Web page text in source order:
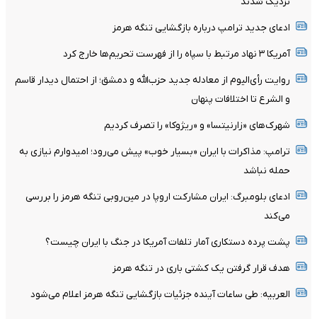
ادعای جدید ترامپ درباره بازگشایی تنگه هرمز
آمریکا ۳ نهاد مرتبط با سپاه را از فهرست تحریم‌ها خارج کرد
روایت رأی‌الیوم از معادله جدید حزب‌الله و دمشق؛ از احتمال دیدار قاسم
و الشرع تا اختلافات پنهان
شهرک‌های «زارنیتسا» و «ریژوکا» را تصرف کردیم
ترامپ: مذاکرات با ایران «بسیار خوب» پیش می‌رود؛ امیدوارم نیازی به
حمله نباشد
ادعای بلومبرگ: ایران مشارکت اروپا در مین‌روبی تنگه هرمز را بررسی
می‌کند
پشت پرده دستکاری آمار تلفات آمریکا در جنگ با ایران چیست؟
هدف قرار گرفتن یک کشتی باری در تنگه هرمز
العربیه: طی ساعات آینده جزئیات بازگشایی تنگه هرمز اعلام می‌شود